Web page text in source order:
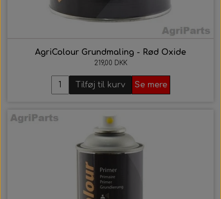
AgriColour Grundmaling - Rød Oxide
219,00 DKK
Tilføj til kurv Se mere